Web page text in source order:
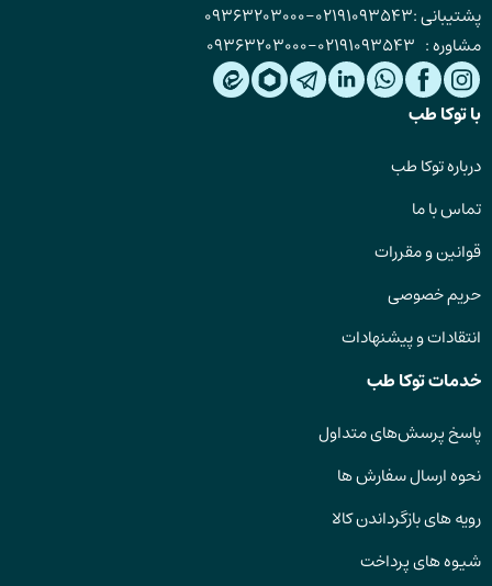
پشتیبانی :02191093543
-
09363203000
مشاوره : 02191093543
-
09363203000
با توکا طب
درباره توکا طب
تماس با ما
قوانین و مقررات
حریم خصوصی
انتقادات و پیشنهادات
خدمات توکا طب
پاسخ پرسش‌های متداول
نحوه ارسال سفارش ها
رویه های بازگرداندن کالا
شیوه های پرداخت